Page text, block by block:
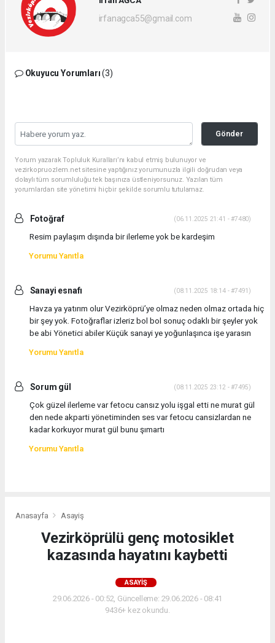
irfanagca55@gmail.com
Okuyucu Yorumları(3)
Gönder
Yorum yazarak Topluluk Kuralları’nı kabul etmiş bulunuyor ve
vezirkopruozlem.net sitesine yaptığınız yorumunuzla ilgili doğrudan veya
dolaylı tüm sorumluluğu tek başınıza üstleniyorsunuz. Yazılan tüm
yorumlardan site yönetimi hiçbir şekilde sorumlu tutulamaz.
Fotoğraf (06.11.2025 21:41 - #7480)
Resim paylaşım dışında bir ilerleme yok be kardeşim
Yorumu Yanıtla
Sanayi esnafı (08.11.2025 18:14 - #7491)
Havza ya yatırım olur Vezirköprü’ye olmaz neden olmaz ortada hiç
bir şey yok. Fotoğraflar izleriz bol bol sonuç odaklı bir şeyler yok
be abi Yönetici abiler Küçük sanayi ye yoğunlaşınca işe yarasın
Yorumu Yanıtla
Sorum gül (08.11.2025 23:12 - #7495)
Çok güzel ilerleme var fetocu cansız yolu işgal etti ne murat gül
den nede akparti yönetiminden ses var fetocu cansizlardan ne
kadar korkuyor murat gül bunu şımartı
Yorumu Yanıtla
Anasayfa Asayiş
Vezirköprülü genç motosiklet
kazasında hayatını kaybetti
ASAYIŞ
29.06.2026 - 00:52, Güncelleme: 29.06.2026 - 08:41
9436+ kez okundu.